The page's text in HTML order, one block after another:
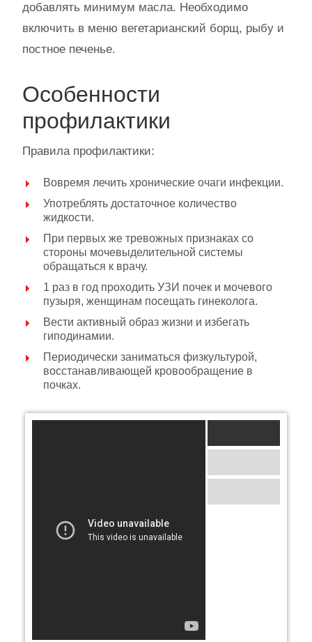
добавлять минимум масла. Необходимо
включить в меню вегетарианский борщ, рыбу и
постное печенье.
Особенности
профилактики
Правила профилактики:
Вовремя лечить хронические очаги инфекции.
Употреблять достаточное количество
жидкости.
При первых же тревожных признаках со
стороны мочевыделительной системы
обращаться к врачу.
1 раз в год проходить УЗИ почек и мочевого
пузыря, женщинам посещать гинеколога.
Вести активный образ жизни и избегать
гиподинамии.
Периодически заниматься физкультурой,
восстанавливающей кровообращение в
почках.